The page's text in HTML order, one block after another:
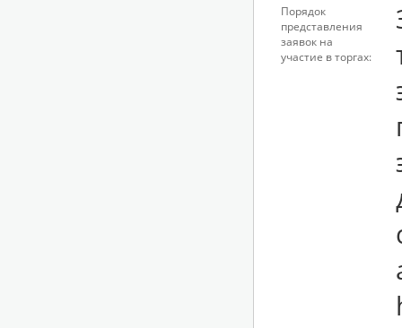
Порядок
представления
заявок на
участие в торгах: